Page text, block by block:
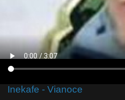
Inekafe - Vianoce